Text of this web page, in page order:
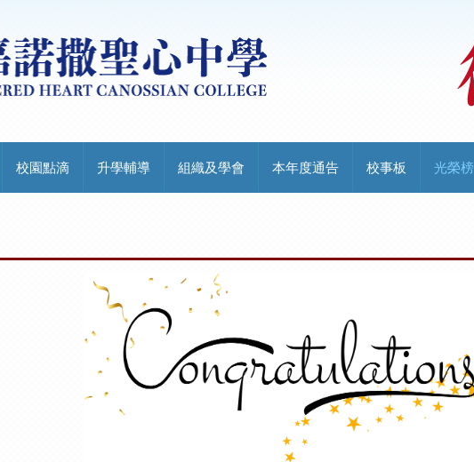
校園點滴 升學輔導 組織及學會 本年度通告 校事板 光榮榜